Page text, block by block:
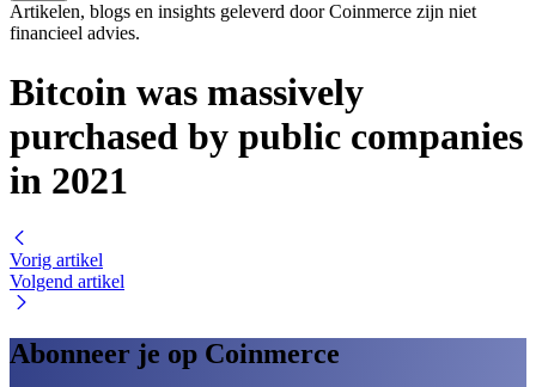
Artikelen, blogs en insights geleverd door Coinmerce zijn niet
financieel advies.
Bitcoin was massively
purchased by public companies
in 2021
Vorig artikel
Volgend artikel
Abonneer je op Coinmerce